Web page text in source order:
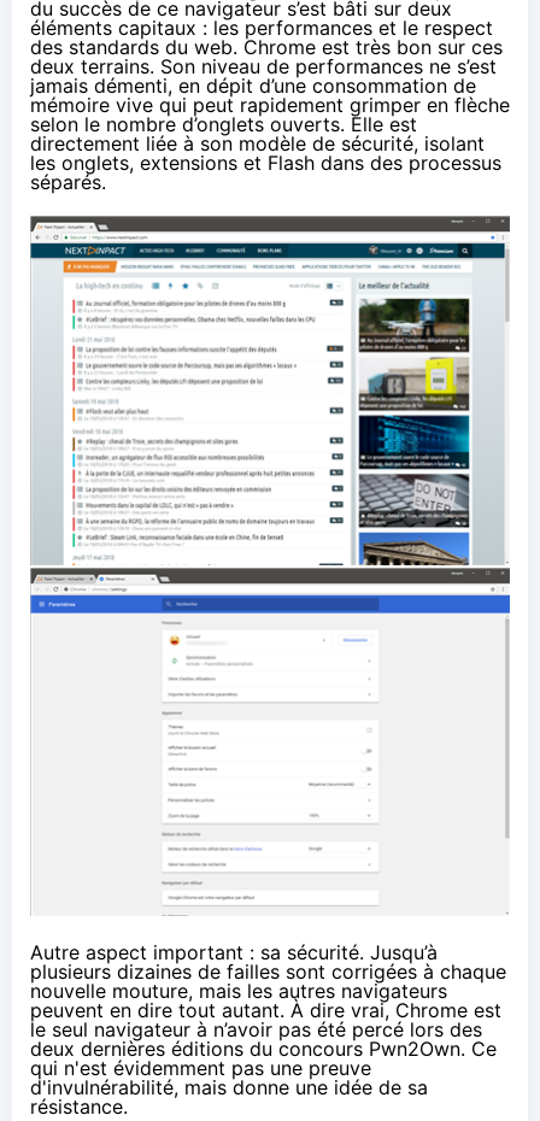
du succès de ce navigateur s’est bâti sur deux
éléments capitaux : les performances et le respect
des standards du web. Chrome est très bon sur ces
deux terrains. Son niveau de performances ne s’est
jamais démenti, en dépit d’une consommation de
mémoire vive qui peut rapidement grimper en flèche
selon le nombre d’onglets ouverts. Elle est
directement liée à son modèle de sécurité, isolant
les onglets, extensions et Flash dans des processus
séparés.
Autre aspect important : sa sécurité. Jusqu’à
plusieurs dizaines de failles sont corrigées à chaque
nouvelle mouture, mais les autres navigateurs
peuvent en dire tout autant. À dire vrai, Chrome est
le seul navigateur à n’avoir pas été percé lors des
deux dernières éditions du concours Pwn2Own. Ce
qui n'est évidemment pas une preuve
d'invulnérabilité, mais donne une idée de sa
résistance.